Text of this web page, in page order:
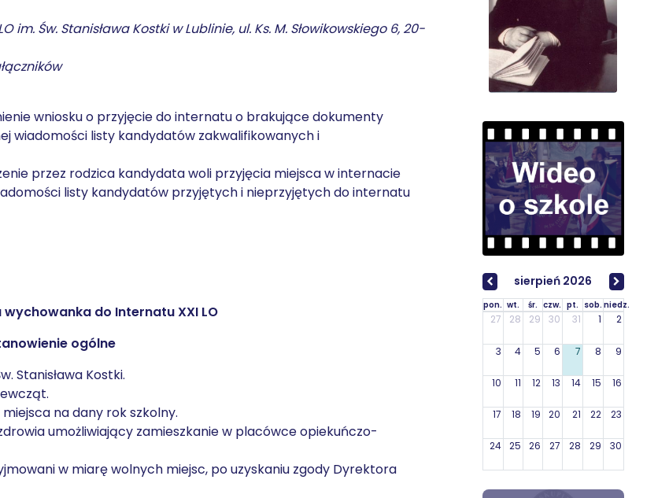
Św. Stanisława Kostki w Lublinie, ul. Ks. M. Słowikowskiego 6, 20-
wniosku o przyjęcie do internatu o brakujące dokumenty
wiadomości listy kandydatów zakwalifikowanych i
przez rodzica kandydata woli przyjęcia miejsca w internacie
listy kandydatów przyjętych i nieprzyjętych do internatu
do Internatu XXI LO
ogólne
Stanisława Kostki.
na dany rok szkolny.
umożliwiający zamieszkanie w placówce opiekuńczo-
w miarę wolnych miejsc, po uzyskaniu zgody Dyrektora
sierpień 2026
pon. wt. śr. czw. pt. sob. niedz.
27 28 29 30 31 1 2
3 4 5 6 7 8 9
10 11 12 13 14 15 16
17 18 19 20 21 22 23
24 25 26 27 28 29 30